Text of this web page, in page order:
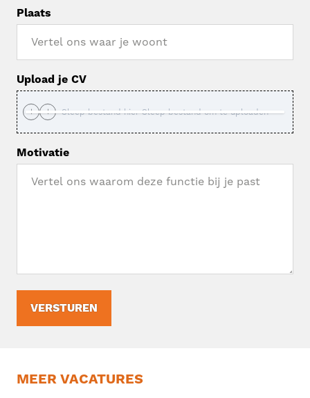
Plaats
Upload je CV
Sleep bestand hier Sleep bestand om te uploaden
Motivatie
VERSTUREN
MEER VACATURES